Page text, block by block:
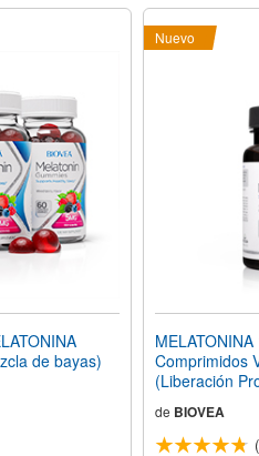
de bayas)
Nuevo
Comprimidos
(Liberación
de BIOVEA